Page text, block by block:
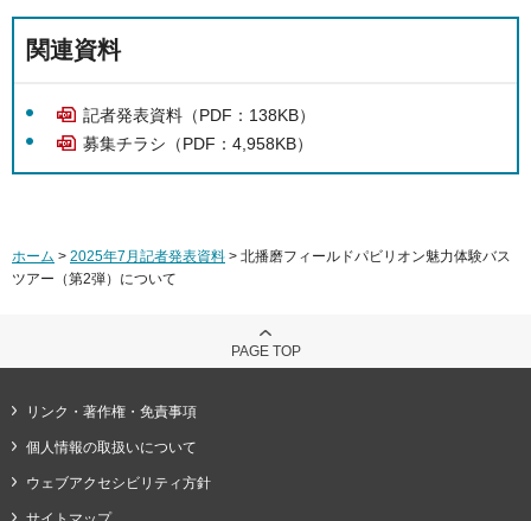
関連資料
記者発表資料（PDF：138KB）
募集チラシ（PDF：4,958KB）
ホーム > 2025年7月記者発表資料 > 北播磨フィールドパビリオン魅力体験バス
ツアー（第2弾）について
PAGE TOP
リンク・著作権・免責事項
個人情報の取扱いについて
ウェブアクセシビリティ方針